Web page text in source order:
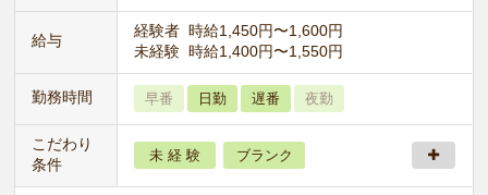
給与
経験者 時給1,450円〜1,600円
未経験 時給1,400円〜1,550円
勤務時間 早番 日勤 遅番 夜勤
こだわり
条件
未 経 験 ブランク